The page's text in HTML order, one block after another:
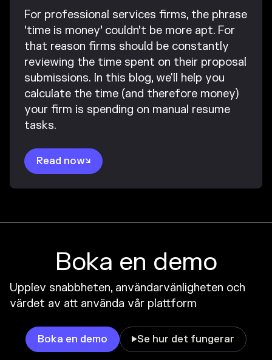
For professional services firms, the phrase
‘time is money’ couldn’t be more apt. For
that reason firms should be constantly
reviewing the time spent on their proposal
submissions. In this blog, we'll help you
calculate the time (and therefore money)
your firm is spending on manual resume
tasks.
Read now
Boka en demo
Upplev snabbheten, användarvänligheten och
värdet av att använda vår plattform
Boka en demo Se hur det fungerar